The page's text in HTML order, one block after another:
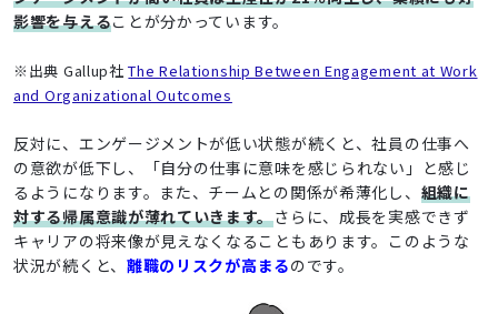
影響を与えることが分かっています。
※出典 Gallup社The Relationship Between Engagement at Work
and Organizational Outcomes
反対に、エンゲージメントが低い状態が続くと、社員の仕事へ
の意欲が低下し、「自分の仕事に意味を感じられない」と感じ
るようになります。また、チームとの関係が希薄化し、 組織に
対する帰属意識が薄れていきます。さらに、成長を実感できず
キャリアの将来像が見えなくなることもあります。このような
状況が続くと、 離職のリスクが高まるのです。